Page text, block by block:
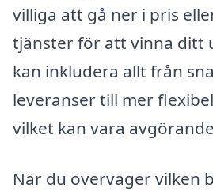
villiga att gå ner i pris
tjänster för att vinna ditt
kan inkludera allt från
leveranser till mer
vilket kan vara
När du överväger vilken